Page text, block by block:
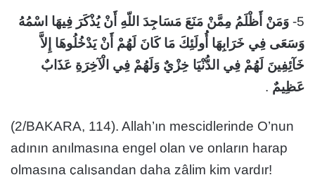
5- وَمَنْ أَظْلَمُ مِمَّنْ مَنَعَ مَسَاجِدَ اللّهِ أَنْ يُذْكَرَ فِيهَا اسْمُهُ
وَسَعَى فِي خَرَابِهَا أُولَئِكَ مَا كَانَ لَهُمْ أَنْ يَدْخُلُوهَا إِلاَّ
خَآئِفِينَ لَهُمْ فِي الدُّنْيَا خِزْيٌ وَلَهُمْ فِي الْآخِرَةِ عَذَابٌ
عَظِيمٌ .
(2/BAKARA, 114). Allah’ın mescidlerinde O’nun
adının anılmasına engel olan ve onların harap
olmasına çalışandan daha zâlim kim vardır!